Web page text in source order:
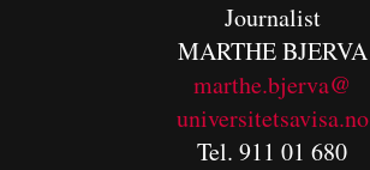
Journalist
MARTHE BJERVA
marthe.bjerva@
universitetsavisa.no
Tel. 911 01 680